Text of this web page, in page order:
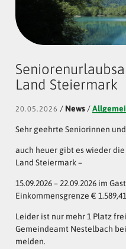
Land Steiermark
20.05.2026 / News/
Sehr geehrte Seniorinnen
auch heuer gibt es wieder
Land Steiermark –
15.09.2026 – 22.09.2026 im
Einkommensgrenze €
Leider ist nur mehr 1 Platz
Gemeindeamt Nestelbach bei
melden.